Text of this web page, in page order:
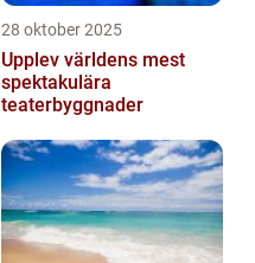
28 oktober 2025
Upplev världens mest
spektakulära
teaterbyggnader